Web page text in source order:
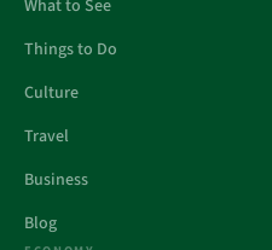
What to See
Things to Do
Culture
Travel
Business
Blog